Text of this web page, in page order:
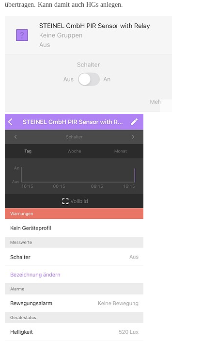
übertragen. Kann damit auch HGs anlegen.